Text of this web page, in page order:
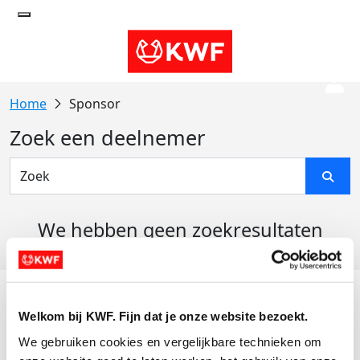
Welkom bij KWF. Fijn dat je onze website bezoekt.
We gebruiken cookies en vergelijkbare technieken om
Sponsor
Zoek een deelnemer
We hebben geen zoekresultaten
Actiematerialen
Evenementen